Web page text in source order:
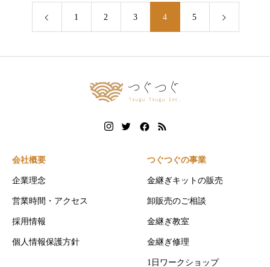
1 2 3 4 5
会社概要
企業理念
営業時間・アクセス
採用情報
個人情報保護方針
つぐつぐの事業
金継ぎキットの販売
卸販売のご相談
金継ぎ教室
金継ぎ修理
1日ワークショップ